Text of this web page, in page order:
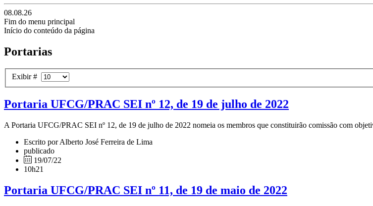
08.08.26
Fim do menu principal
Início do conteúdo da página
Portarias
Exibir #
Portaria UFCG/PRAC SEI nº 12, de 19 de julho de 2022
A Portaria UFCG/PRAC SEI nº 12, de 19 de julho de 2022 nomeia os membros que constituirão comissão com
Escrito por Alberto José Ferreira de Lima
publicado
19/07/22
10h21
Portaria UFCG/PRAC SEI nº 11, de 19 de maio de 2022